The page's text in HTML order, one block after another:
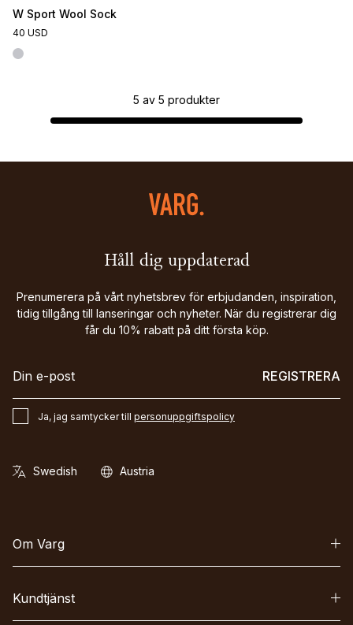
W Sport Wool Sock
40 USD
5 av 5 produkter
Håll dig uppdaterad
Prenumerera på vårt nyhetsbrev för erbjudanden, inspiration,
tidig tillgång till lanseringar och nyheter. När du registrerar dig
får du 10% rabatt på ditt första köp.
REGISTRERA
Ja, jag samtycker till personuppgiftspolicy
Om Varg
Kundtjänst